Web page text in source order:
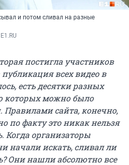
и потом сливал на разные
постигла участников
всех видео в
есть десятки разных
которых можно было
Правилами сайта, конечно,
по факту это никак нельзя
Когда организаторы
начали искать, сливал ли
Они нашли абсолютно все